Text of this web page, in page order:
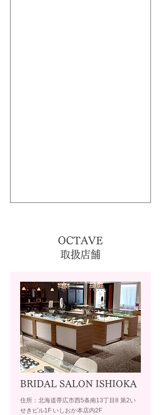
OCTAVE
取扱店舗
BRIDAL SALON ISHIOKA
住所：北海道帯広市西5条南13丁目8 第2い
せきビル1F いしおか本店内2F